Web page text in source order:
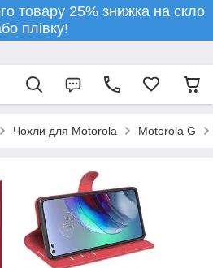
товару 25% знижка на скло
плівку!
Чохли для Motorola Motorola G